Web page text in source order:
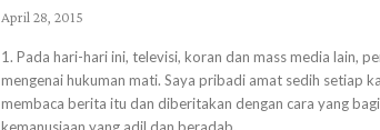
April 28, 2015
1. Pada hari-hari ini, televisi, koran dan mass media lain,
mengenai hukuman mati. Saya pribadi amat sedih setiap
membaca berita itu dan diberitakan dengan cara yang
kemanusiaan yang adil dan beradab.